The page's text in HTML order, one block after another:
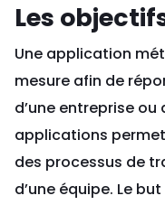
Les
Une application
mesure afin de
d’une entreprise ou
applications
des processus de
d’une équipe. Le